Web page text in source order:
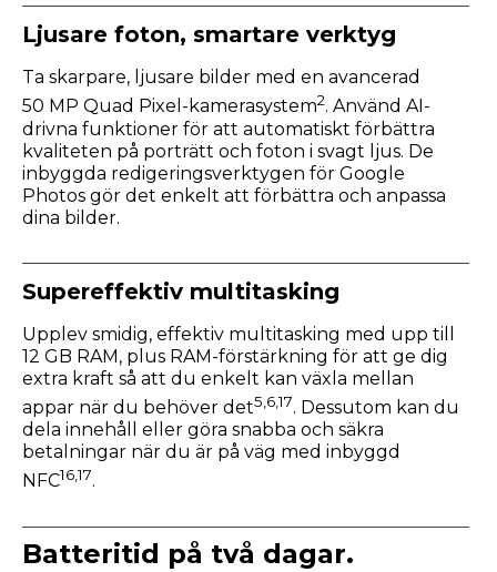
Ljusare foton, smartare verktyg
Ta skarpare, ljusare bilder med en avancerad
50 MP Quad Pixel-kamerasystem2. Använd AI-
drivna funktioner för att automatiskt förbättra
kvaliteten på porträtt och foton i svagt ljus. De
inbyggda redigeringsverktygen för Google
Photos gör det enkelt att förbättra och anpassa
dina bilder.
Supereffektiv multitasking
Upplev smidig, effektiv multitasking med upp till
12 GB RAM, plus RAM-förstärkning för att ge dig
extra kraft så att du enkelt kan växla mellan
appar när du behöver det5 ,6,17. Dessutom kan du
dela innehåll eller göra snabba och säkra
betalningar när du är på väg med inbyggd
NFC16,17.
Batteritid på två dagar.